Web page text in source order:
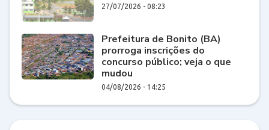
27/07/2026 - 08:23
Prefeitura de Bonito (BA)
prorroga inscrições do
concurso público; veja o que
mudou
04/08/2026 - 14:25